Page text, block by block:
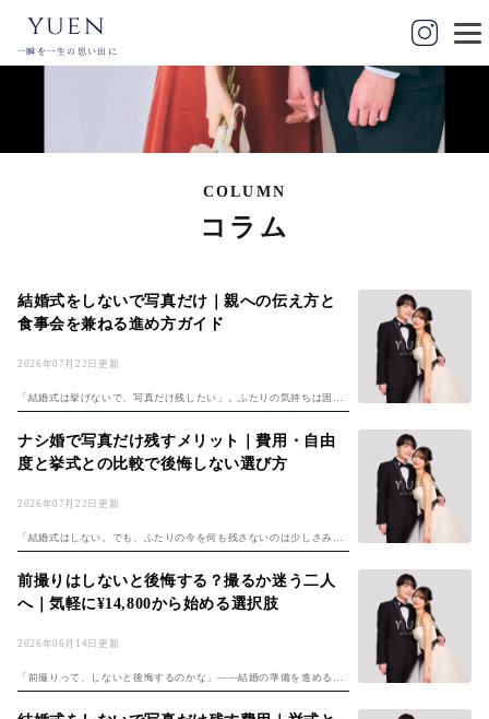
yuen
一瞬を一生の思い出に
COLUMN
コラム
2026年07月22日更新
結婚式をしないで写真だけ｜親への伝え方と
食事会を兼ねる進め方ガイド
「結婚式は挙げないで、写真だけ残したい」。ふたりの気持ちは固ま
っているのに、最後まで残る悩みが「親にどう伝えるか」ではないで
しょうか。費用や準備の負担を考えて写真だけを選んでも、親世代に
は「結婚式を挙...
2026年07月22日更新
ナシ婚で写真だけ残すメリット｜費用・自由
度と挙式との比較で後悔しない選び方
「結婚式はしない。でも、ふたりの今を何も残さないのは少しさみし
い」——そう感じて検索にたどり着いた方は少なくないはずです。挙
式や披露宴を行わない、いわゆるナシ婚を選ぶカップルは年々増えて
おり、その代わ...
2026年06月14日更新
前撮りはしないと後悔する？撮るか迷う二人
へ｜気軽に¥14,800から始める選択肢
「前撮りって、しないと後悔するのかな」——結婚の準備を進めるな
かで、撮るか撮らないか迷っているふたりは少なくありません。費用
も時間もかかるし、必ずしも必須ではない。けれど、晴れ姿を残せる